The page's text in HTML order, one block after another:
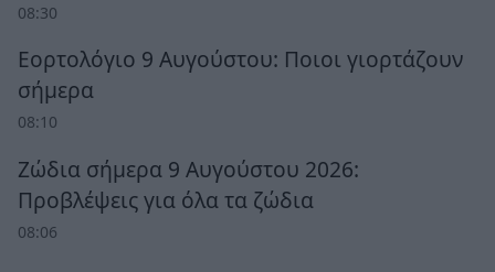
08:30
Εορτολόγιο 9 Αυγούστου: Ποιοι γιορτάζουν
σήμερα
08:10
Ζώδια σήμερα 9 Αυγούστου 2026:
Προβλέψεις για όλα τα ζώδια
08:06